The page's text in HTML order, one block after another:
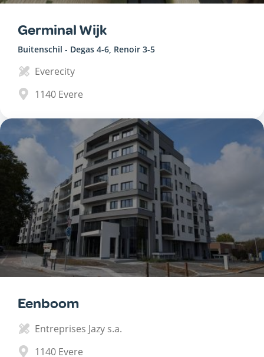
Germinal Wijk
Buitenschil - Degas 4-6, Renoir 3-5
Everecity
1140 Evere
Eenboom
Entreprises Jazy s.a.
1140 Evere